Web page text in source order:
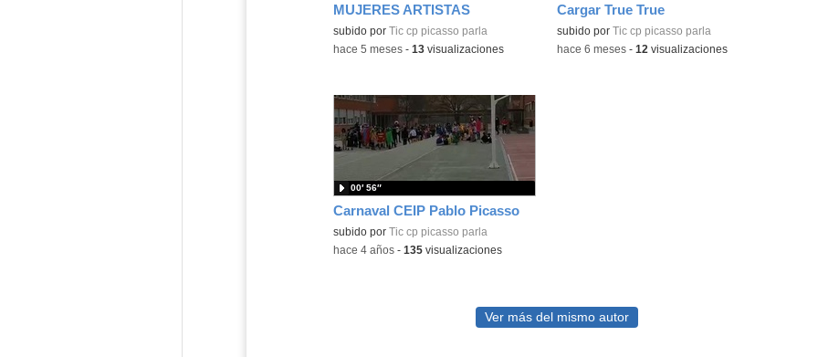
MUJERES ARTISTAS
Contenido educativo.
subido por Tic cp picasso parla
-hace 5 meses- 13visualizaciones
Cargar True True
Contenido educativo.
subido por Tic cp picasso parla
-hace 6 meses- 12 visualizaciones
Carnaval CEIP Pablo Picasso
subido por Tic cp picasso parla
00′ 56″
-hace 4 años- 135visualizaciones
Ver más del mismo autor